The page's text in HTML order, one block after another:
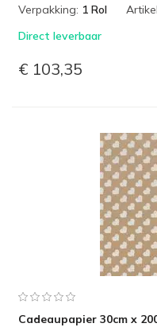
Verpakking: 1 Rol
Direct leverbaar
€ 103,35
Cadeaupapier 30cm x